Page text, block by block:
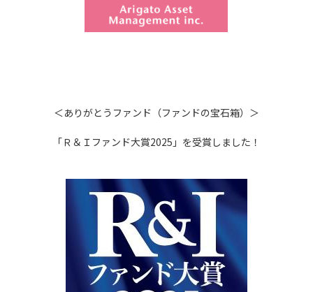
＜ありがとうファンド（ファンドの宝石箱）＞
「Ｒ＆Ｉファンド大賞2025」を受賞しました！